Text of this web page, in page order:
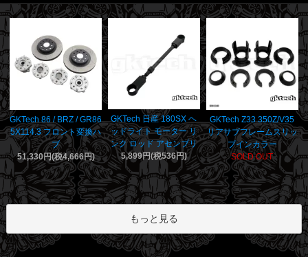
GKTech 86 / BRZ / GR86
5X114.3 フロント変換ハ
ブ
51,330円(税4,666円)
GKTech 日産 180SX ヘ
ッドライト モーター リ
ンク ロッド アセンブリ
5,899円(税536円)
GKTech Z33 350Z/V35
リアサブフレームスリッ
プインカラー
SOLD OUT
もっと見る